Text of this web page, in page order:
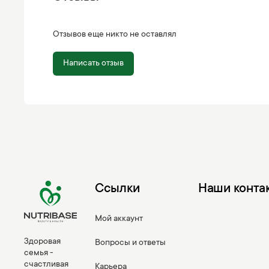
Отзывов еще никто не оставлял
Написать отзыв
Здоровая
семья -
счастливая
Ссылки
Мой аккаунт
Вопросы и ответы
Наши